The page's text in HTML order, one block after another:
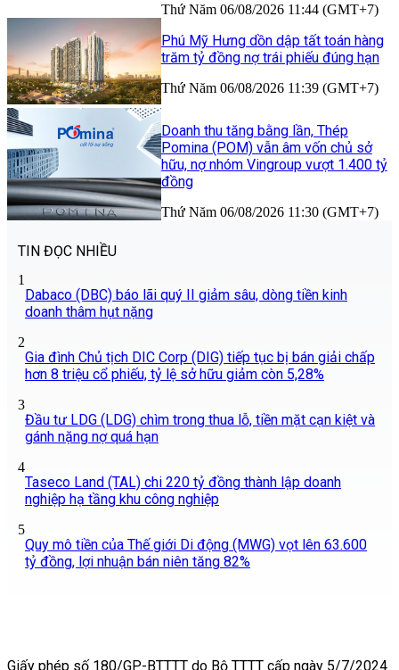
Thứ Năm 06/08/2026 11:44 (GMT+7)
Phú Mỹ Hưng dồn dập tất toán hàng
trăm tỷ đồng nợ trái phiếu đúng hạn
Thứ Năm 06/08/2026 11:39 (GMT+7)
Doanh thu tăng bằng lần, Thép
Pomina (POM) vẫn âm vốn chủ sở
hữu, nợ nhóm Vingroup vượt 1.400 tỷ
đồng
Thứ Năm 06/08/2026 11:30 (GMT+7)
TIN ĐỌC NHIỀU
1
Dabaco (DBC) báo lãi quý II giảm sâu, dòng tiền kinh
doanh thâm hụt nặng
2
Gia đình Chủ tịch DIC Corp (DIG) tiếp tục bị bán giải chấp
hơn 8 triệu cổ phiếu, tỷ lệ sở hữu giảm còn 5,28%
3
Đầu tư LDG (LDG) chìm trong thua lỗ, tiền mặt cạn kiệt và
gánh nặng nợ quá hạn
4
Taseco Land (TAL) chi 220 tỷ đồng thành lập doanh
nghiệp hạ tầng khu công nghiệp
5
Quy mô tiền của Thế giới Di động (MWG) vọt lên 63.600
tỷ đồng, lợi nhuận bán niên tăng 82%
Giấy phép số 180/GP-BTTTT do Bộ TTTT cấp ngày 5/7/2024